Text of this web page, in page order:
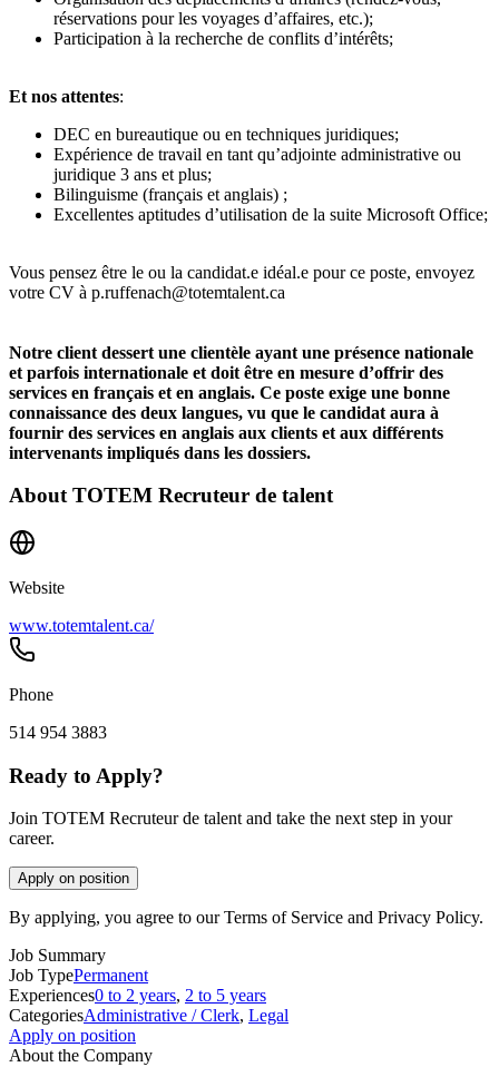
réservations pour les voyages d’affaires, etc.);
Participation à la recherche de conflits d’intérêts;
Et nos attentes:
DEC en bureautique ou en techniques juridiques;
Expérience de travail en tant qu’adjointe administrative ou
juridique 3 ans et plus;
Bilinguisme (français et anglais) ;
Excellentes aptitudes d’utilisation de la suite Microsoft Office;
Vous pensez être le ou la candidat.e idéal.e pour ce poste, envoyez
votre CV à p.ruffenach@totemtalent.ca
Notre client dessert une clientèle ayant une présence nationale
et parfois internationale et doit être en mesure d’offrir des
services en français et en anglais. Ce poste exige une bonne
connaissance des deux langues, vu que le candidat aura à
fournir des services en anglais aux clients et aux différents
intervenants impliqués dans les dossiers.
About TOTEM Recruteur de talent
Website
www.totemtalent.ca/
Phone
514 954 3883
Ready to Apply?
Join TOTEM Recruteur de talent and take the next step in your
career.
Apply on position
By applying, you agree to our Terms of Service and Privacy Policy.
Job Summary
Job TypePermanent
Experiences0 to 2 years, 2 to 5 years
CategoriesAdministrative / Clerk, Legal
Apply on position
About the Company